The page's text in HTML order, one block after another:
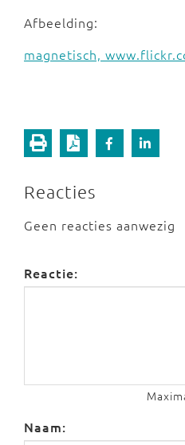
Afbeelding:
magnetisch,
Reacties
Geen reacties aanwezig
Reactie:
Naam: